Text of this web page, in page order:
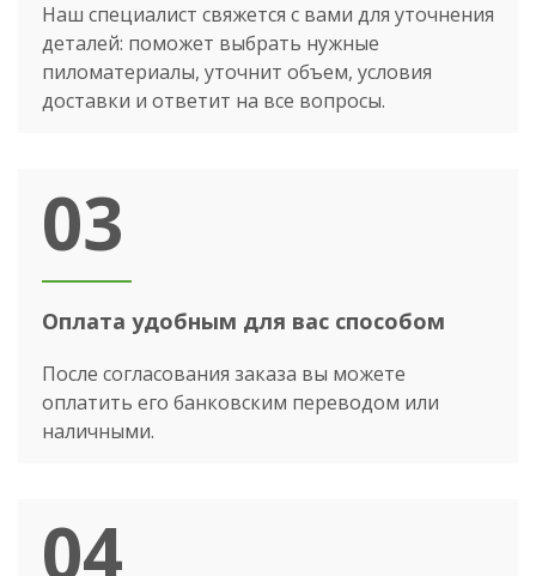
Наш специалист свяжется с вами для уточнения
деталей: поможет выбрать нужные
пиломатериалы, уточнит объем, условия
доставки и ответит на все вопросы.
03
Оплата удобным для вас способом
После согласования заказа вы можете
оплатить его банковским переводом или
наличными.
04